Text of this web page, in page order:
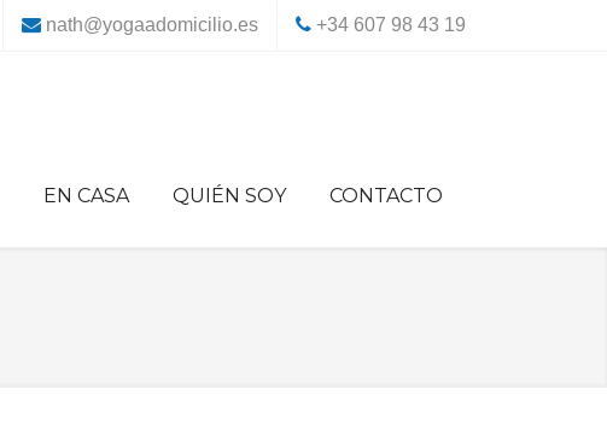
nath@yogaadomicilio.es +34 607 98 43 19
EN CASA QUIÉN SOY CONTACTO